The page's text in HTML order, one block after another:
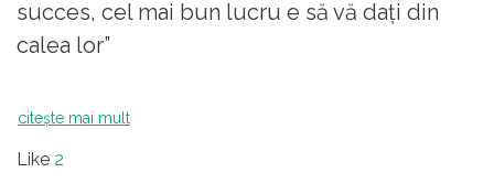
invete ceea ce noi nu stim daca ne va fi noua
util in 10 ani.
succes, cel mai bun lucru e să vă dați din
calea lor”
Tare frumos zis!
citește mai mult
Like 2